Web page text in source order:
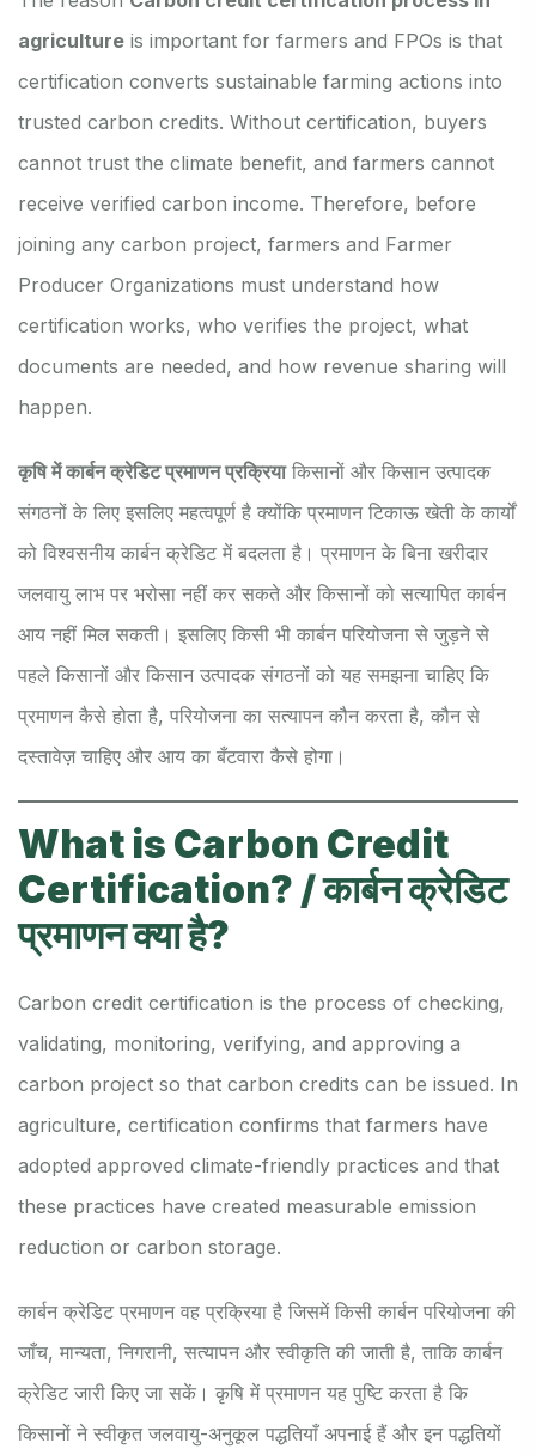
agriculture is important for farmers and FPOs is that
certification converts sustainable farming actions into
trusted carbon credits. Without certification, buyers
cannot trust the climate benefit, and farmers cannot
receive verified carbon income. Therefore, before
joining any carbon project, farmers and Farmer
Producer Organizations must understand how
certification works, who verifies the project, what
documents are needed, and how revenue sharing will
happen.
कृषि में कार्बन क्रेडिट प्रमाणन प्रक्रियाकिसानों और किसान उत्पादक
संगठनों के लिए इसलिए महत्वपूर्ण है क्योंकि प्रमाणन टिकाऊ खेती के कार्यों
को विश्वसनीय कार्बन क्रेडिट में बदलता है। प्रमाणन के बिना खरीदार
जलवायु लाभ पर भरोसा नहीं कर सकते और किसानों को सत्यापित कार्बन
आय नहीं मिल सकती। इसलिए किसी भी कार्बन परियोजना से जुड़ने से
पहले किसानों और किसान उत्पादक संगठनों को यह समझना चाहिए कि
प्रमाणन कैसे होता है, परियोजना का सत्यापन कौन करता है, कौन से
दस्तावेज़ चाहिए और आय का बँटवारा कैसे होगा।
What is Carbon Credit
Certification? / कार्बन क्रेडिट
प्रमाणन क्या है?
Carbon credit certification is the process of checking,
validating, monitoring, verifying, and approving a
carbon project so that carbon credits can be issued. In
agriculture, certification confirms that farmers have
adopted approved climate-friendly practices and that
these practices have created measurable emission
reduction or carbon storage.
कार्बन क्रेडिट प्रमाणन वह प्रक्रिया है जिसमें किसी कार्बन परियोजना की
जाँच, मान्यता, निगरानी, सत्यापन और स्वीकृति की जाती है, ताकि कार्बन
क्रेडिट जारी किए जा सकें। कृषि में प्रमाणन यह पुष्टि करता है कि
किसानों ने स्वीकृत जलवायु-अनुकूल पद्धतियाँ अपनाई हैं और इन पद्धतियों